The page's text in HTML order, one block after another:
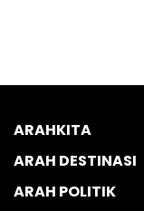
ARAHKITA
ARAH DESTINASI
ARAH POLITIK